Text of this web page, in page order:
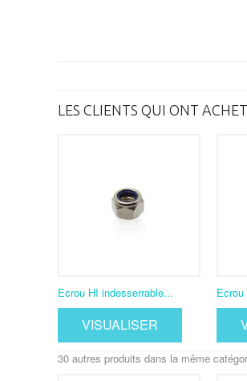
LES CLIENTS QUI ONT
Ecrou HI indesserrable...
VISUALISER
30 autres produits dans la même